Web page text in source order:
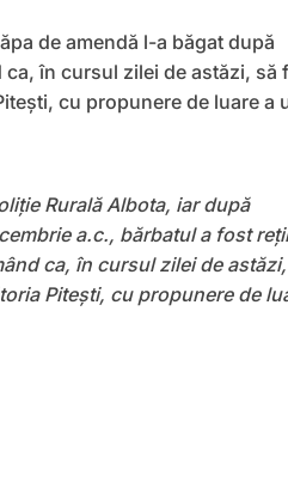
de amendă l-a băgat după
în cursul zilei de astăzi, să
cu propunere de luare a
Rurală Albota, iar după
a.c., bărbatul a fost
ca, în cursul zilei de
Pitești, cu propunere de